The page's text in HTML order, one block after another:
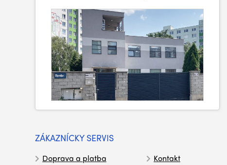
ZÁKAZNÍCKY SERVIS
Doprava a platba Kontakt